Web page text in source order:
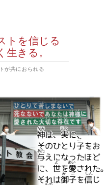
トを信じる
生きる。
が共におられる